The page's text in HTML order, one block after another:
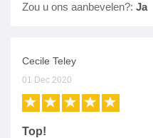
Zou u ons aanbevelen?: Ja
Cecile Teley
01 Dec 2020
Top!